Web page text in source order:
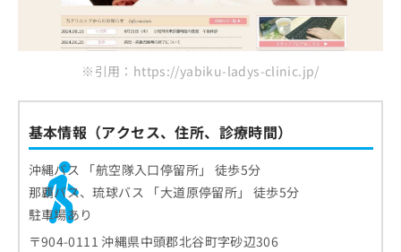
※引用：https://yabiku-ladys-clinic.jp/
基本情報（アクセス、住所、診療時間）
沖縄バス 「航空隊入口停留所」 徒歩5分
那覇バス、琉球バス 「大道原停留所」 徒歩5分
駐車場あり
〒904-0111 沖縄県中頭郡北谷町字砂辺306